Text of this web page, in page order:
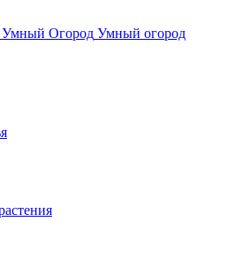
Умный огород